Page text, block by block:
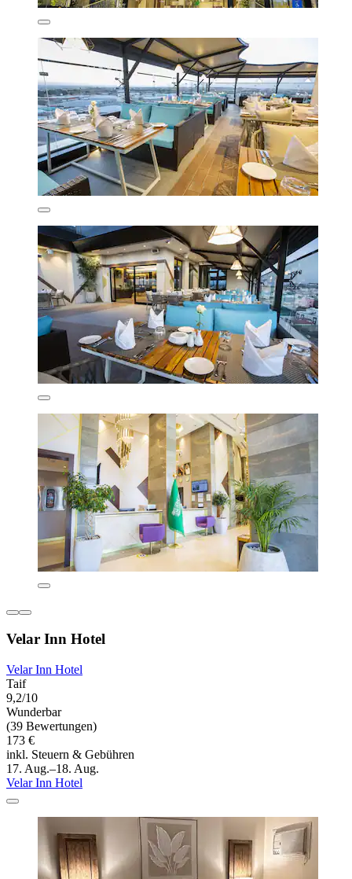
Velar Inn Hotel
Velar Inn Hotel
Taif
9,2/10
Wunderbar
(39 Bewertungen)
173 €
inkl. Steuern & Gebühren
17. Aug.–18. Aug.
Velar Inn Hotel